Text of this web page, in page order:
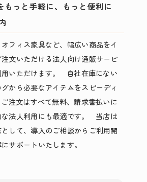
もっと手軽に、もっと便利に
フィス家具など、幅広い商品をイ
文いただける法人向け通販サービ
用いただけます。 自社在庫にない
から必要なアイテムをスピーディ
注文はすべて無料、請求書払いに
な法人利用にも最適です。 当店は
して、導入のご相談からご利用開
サポートいたします。